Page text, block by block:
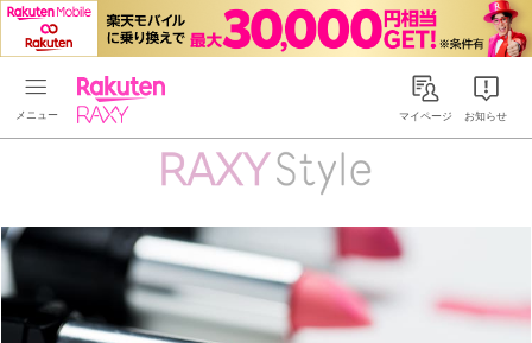
Rakuten RAXYマイページ お知らせ